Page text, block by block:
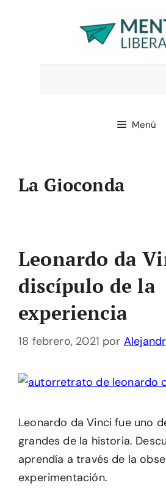
Menú
La Gioconda
Leonardo da
discípulo de la
experiencia
18 febrero, 2021 por
Leonardo da Vinci fue uno
grandes de la historia.
aprendía a través de la
experimentación.